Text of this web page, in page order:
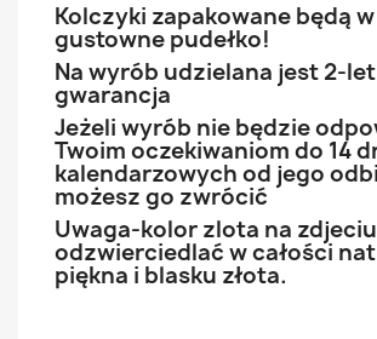
Kolczyki zapakowane będą w
gustowne pudełko!
Na wyrób udzielana jest 2-
gwarancja
Jeżeli wyrób nie będzie
Twoim oczekiwaniom do 14
kalendarzowych od jego
możesz go zwrócić
Uwaga-kolor zlota na
odzwierciedlać w całości
piękna i blasku złota.